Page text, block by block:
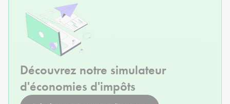
Découvrez notre simulateur
d'économies d'impôts